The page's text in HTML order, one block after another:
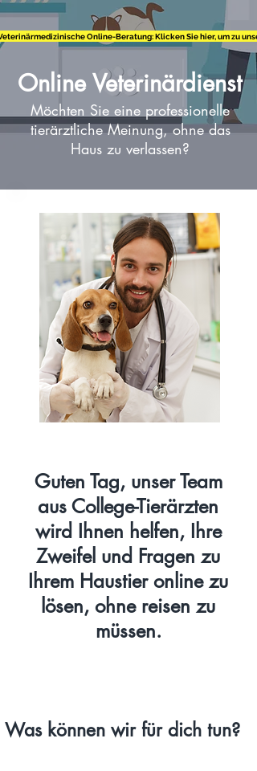
Online-Beratung: Klicken Sie hier, um zu
Online Veterinärdienst
Möchten Sie eine professionelle
tierärztliche Meinung, ohne das
Haus zu verlassen?
Guten Tag, unser Team
aus College-Tierärzten
wird Ihnen helfen, Ihre
Zweifel und Fragen zu
Ihrem Haustier online zu
lösen, ohne reisen zu
müssen.
Was können wir für dich tun?